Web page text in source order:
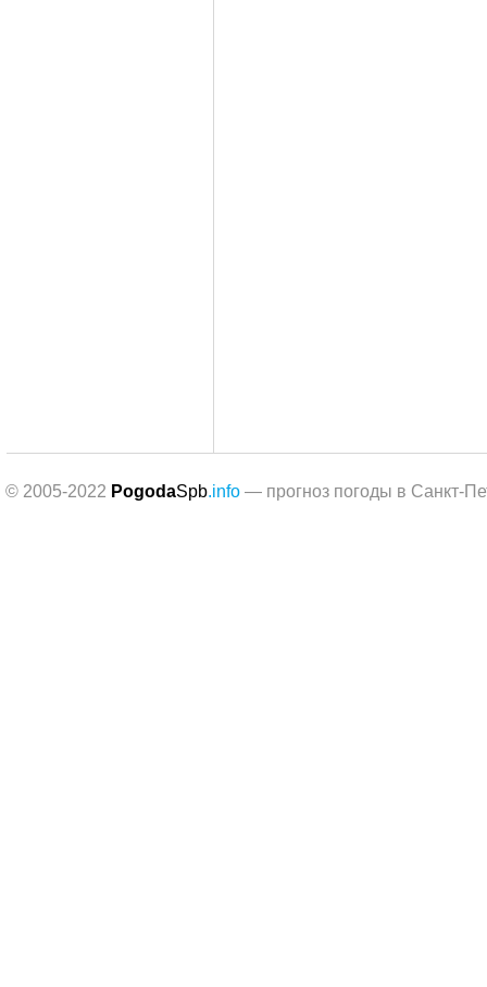
© 2005-2022 PogodaSpb.info — прогноз погоды в Санкт-